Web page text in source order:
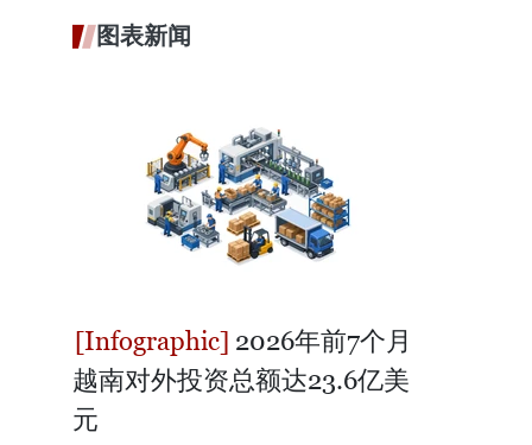
图表新闻
2026年前7个月
越南对外投资总额达23.6亿美
元